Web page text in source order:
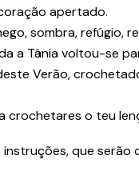
apertado.
sombra, refúgio,
a Tânia voltou-se
Verão,
crochetares o teu
que serão